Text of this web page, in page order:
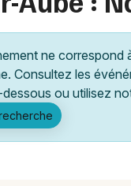
ne correspond
Consultez les
ou utilisez
Partout
Près